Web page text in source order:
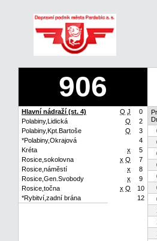
906
Hlavní nádraží (st. 4) Q J
0
Polabiny,Lidická
Q
2
Polabiny,Kpt.Bartoše
Q
3
*Polabiny,Okrajová
4
Kréta
x
5
Rosice,sokolovna
x Q
7
Rosice,náměstí
x
8
Rosice,Gen.Svobody
x
9
Rosice,točna
x Q
10
*Rybitví,zadní brána
12